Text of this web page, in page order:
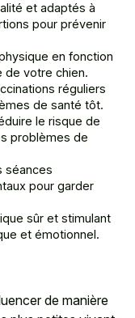
et adaptés à
pour prévenir
en fonction
de votre chien.
réguliers
de santé tôt.
le risque de
problèmes de
séances
pour garder
sûr et stimulant
et émotionnel.
de manière